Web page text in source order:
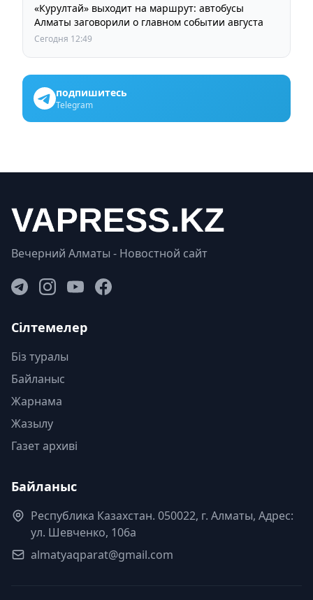
«Курултай» выходит на маршрут: автобусы
Алматы заговорили о главном событии августа
Сегодня 12:49
подпишитесь
Telegram
Вечерний Алматы - Новостной сайт
Сілтемелер
Біз туралы
Байланыс
Жарнама
Жазылу
Газет архиві
Байланыс
Республика Казахстан. 050022, г. Алматы, Адрес:
ул. Шевченко, 106а
almatyaqparat@gmail.com